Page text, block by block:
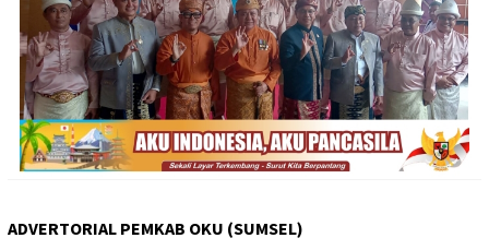
ADVERTORIAL PEMKAB OKU (SUMSEL)